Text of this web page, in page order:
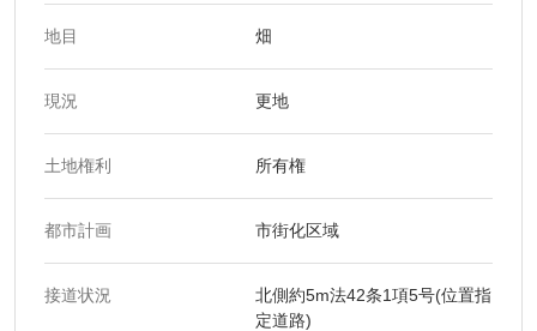
地目 畑
現況 更地
土地権利 所有権
都市計画 市街化区域
接道状況
北側約5m法42条1項5号(位置指
定道路)